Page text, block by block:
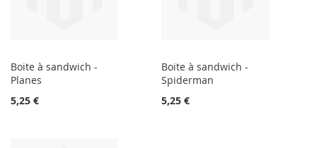
Boite à sandwich -
Planes
5,25 €
Boite à sandwich -
Spiderman
5,25 €